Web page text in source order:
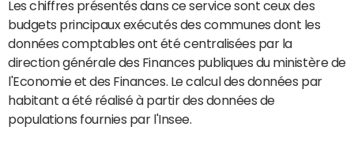
Les chiffres présentés dans ce service sont ceux des
budgets principaux exécutés des communes dont les
données comptables ont été centralisées par la
direction générale des Finances publiques du ministère de
l'Economie et des Finances. Le calcul des données par
habitant a été réalisé à partir des données de
populations fournies par l'Insee.